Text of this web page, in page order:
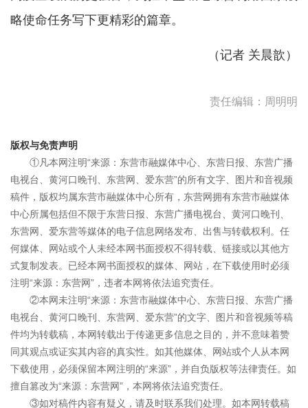
略使命任务写下更精彩的篇章。
（记者 关晨歆）
责任编辑：周明明
版权与免责声明
①凡本网注明“来源：东营市融媒体中心、东营日报、东营广播
电视台、黄河口晚刊、东营网、爱东营”的所有文字、图片和音视频
稿件，版权均属东营市融媒体中心所有，东营网拥有东营市融媒体
中心所属包括但不限于东营日报、东营广播电视台、黄河口晚刊、
东营网、爱东营等媒体的电子信息网络发布、出售与转载权利。任
何媒体、网站或个人未经本网书面授权不得转载、链接或以其他方
式复制发表。已经本网书面授权的媒体、网站，在下载使用时必须
注明“来源：东营网”，违者本网将依法追究责任。
②本网未注明“来源：东营市融媒体中心、东营日报、东营广播
电视台、黄河口晚刊、东营网、爱东营”的文字、图片和音视频等稿
件均为转载稿，本网转载出于传递更多信息之目的，并不意味着赞
同其观点或证实其内容的真实性。如其他媒体、网站或个人从本网
下载使用，必须保留本网注明的“来源”，并自负版权等法律责任。如
擅自篡改为“来源：东营网”，本网将依法追究责任。
③如对稿件内容有疑义，请及时联系我们处理。如本网转载稿